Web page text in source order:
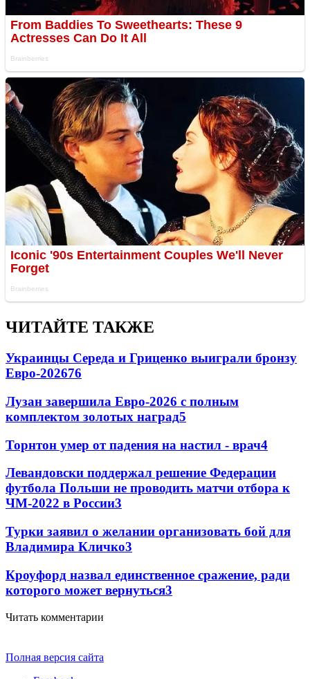
ЧИТАЙТЕ ТАКЖЕ
Украинцы Середа и Гриценко выиграли бронзу
Евро-202676
Лузан завершила Евро-2026 с полным
комплектом золотых наград5
Торнтон умер от падения на настил - врач4
Левандовски поддержал решение Федерации
футбола Польши не проводить матчи отбора к
ЧМ-2022 в России3
Турки заявил о желании организовать бой для
Владимира Кличко3
Кроуфорд назвал единственное сражение, ради
которого может вернуться3
Читать комментарии
Полная версия сайта